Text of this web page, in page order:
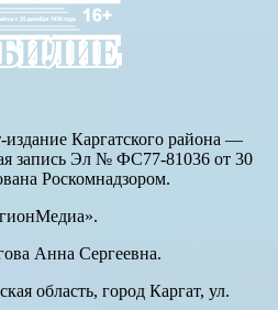
издание Каргатского района —
запись Эл № ФС77-81036 от 30
Роскомнадзором.
Анна Сергеевна.
область, город Каргат, ул.